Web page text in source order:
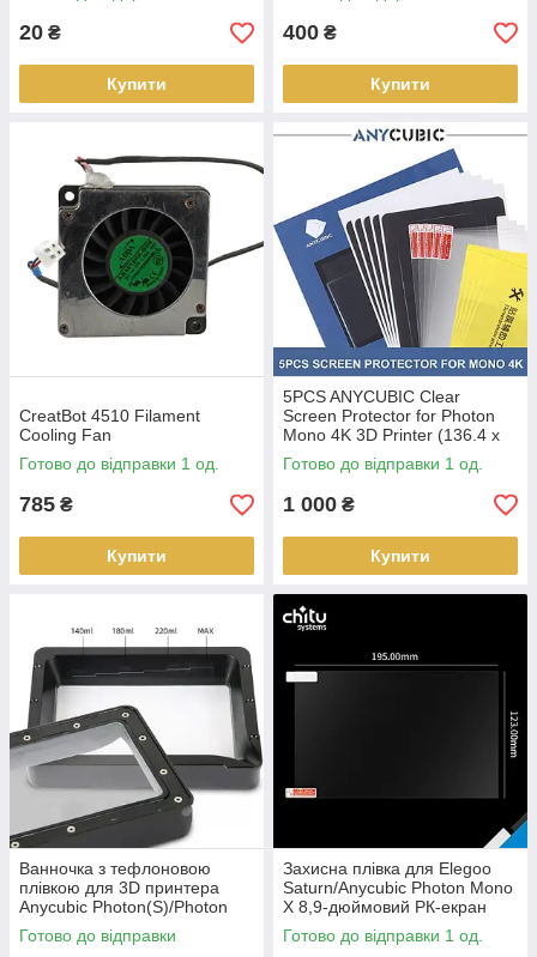
20 ₴
Купити
400 ₴
Купити
CreatBot 4510 Filament
Cooling Fan
Готово до відправки 1 од.
785 ₴
Купити
5PCS ANYCUBIC Clear
Screen Protector for Photon
Mono 4K 3D Printer (136.4 x
88 mm)
Готово до відправки 1 од.
1 000 ₴
Купити
Ванночка з тефлоновою
плівкою для 3D принтера
Anycubic Photon(S)/Photon
Mono/Mono SE/Mono
4K/Ultra/D2
Готово до відправки
Захисна плівка для Elegoo
Saturn/Anycubic Photon Mono
X 8,9-дюймовий РК-екран
Готово до відправки 1 од.